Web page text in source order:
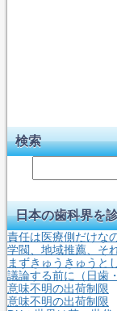
検索
日本の歯科界を
責任は医療側だけな
学閥、地域推薦、そ
まずきゅうきゅうと
議論する前に（日歯
意味不明の出荷制限
意味不明の出荷制限